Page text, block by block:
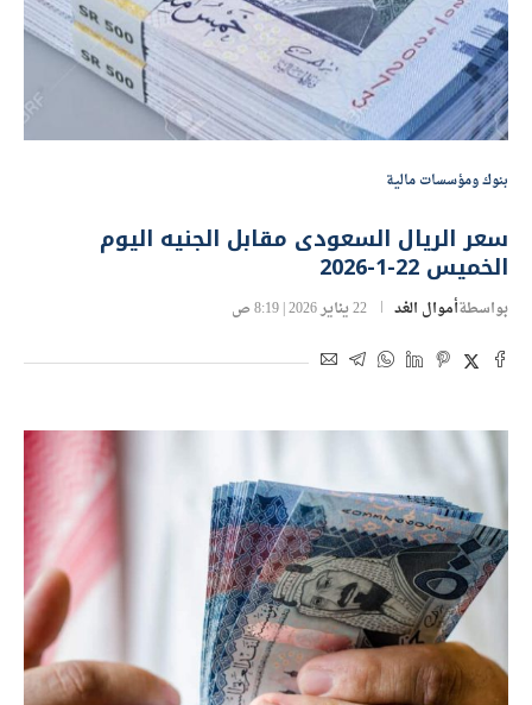
بنوك ومؤسسات مالية
سعر الريال السعودى مقابل الجنيه اليوم
الخميس 22-1-2026
بواسطةأموال الغد 22 يناير 2026 | 8:19 ص